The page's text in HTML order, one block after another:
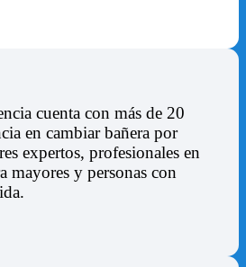
cuenta con más de 20
en cambiar bañera por
expertos, profesionales en
mayores y personas con